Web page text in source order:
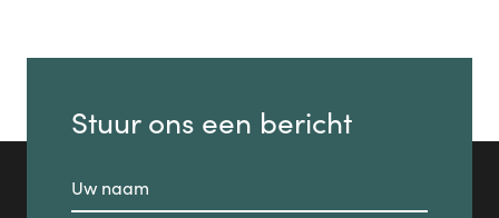
Stuur ons een bericht